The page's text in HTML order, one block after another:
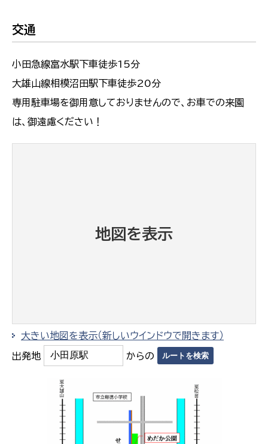
交通
小田急線富水駅下車徒歩15分
大雄山線相模沼田駅下車徒歩20分
専用駐車場を御用意しておりませんので、お車での来園
は、御遠慮ください！
地図を表示
大きい地図を表示（新しいウインドウで開きます）
出発地 からの